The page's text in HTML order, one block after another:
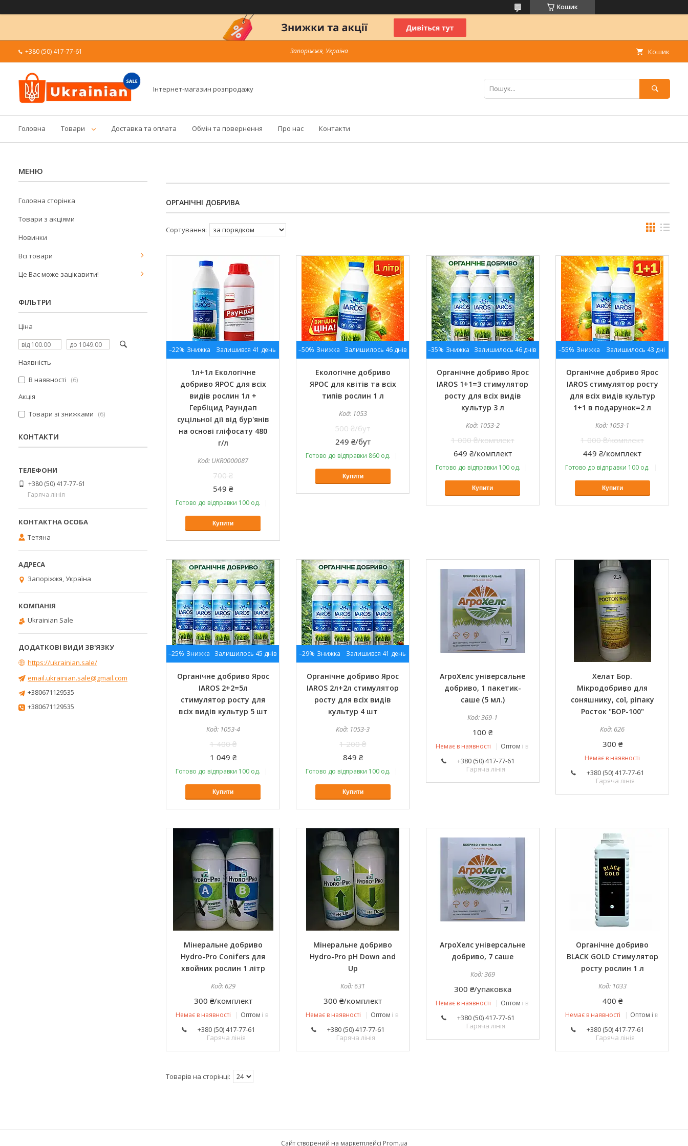
Кошик
+380 (50) 417-77-61 Запоріжжя, Україна Кошик
Інтернет-магазин розпродажу
Головна Товари Доставка та оплата Обмін та повернення Про нас Контакти
ОРГАНІЧНІ ДОБРИВА
–22% Залишився 41 день
1л+1л Екологічне
добриво ЯРОС для всіх
видів рослин 1л +
Гербіцид Раундап
суцільної дії від бур'янів
на основі гліфосату 480
г/л
UKR0000087
700 ₴
549 ₴
Готово до відправки 100 од.
Купити
–50% Залишилось 46 днів
Екологічне добриво
ЯРОС для квітів та всіх
типів рослин 1 л
1053
500 ₴/бут
249 ₴/бут
Готово до відправки 860 од.
Купити
–35% Залишилось 46 днів
Органічне добриво Ярос
IAROS 1+1=3 стимулятор
росту для всіх видів
культур 3 л
1053-2
1 000 ₴/комплект
649 ₴/комплект
Готово до відправки 100 од. Оптом і в роздріб
Купити
–55% Залишилось 43 дні
Органічне добриво Ярос
IAROS стимулятор росту
для всіх видів культур
1+1 в подарунок=2 л
1053-1
1 000 ₴/комплект
449 ₴/комплект
Готово до відправки 100 од.
Купити
–25% Залишилось 45 днів
Органічне добриво Ярос
IAROS 2+2=5л
стимулятор росту для
всіх видів культур 5 шт
1053-4
1 400 ₴
1 049 ₴
Готово до відправки 100 од. Оптом і в роздріб
Купити
–29% Залишився 41 день
Органічне добриво Ярос
IAROS 2л+2л стимулятор
росту для всіх видів
культур 4 шт
1053-3
1 200 ₴
849 ₴
Готово до відправки 100 од.
Купити
АгроХелс універсальне
добриво, 1 пакетик-
саше (5 мл.)
369-1
100 ₴
Немає в наявності Оптом і в роздріб
+380 (50) 417-77-61
Гаряча лінія
Хелат Бор.
Мікродобриво для
соняшнику, сої, ріпаку
Росток "БОР-100"
626
300 ₴
Немає в наявності
+380 (50) 417-77-61
Гаряча лінія
Мінеральне добриво
Hydro-Pro Conifers для
хвойних рослин 1 літр
629
300 ₴/комплект
Немає в наявності Оптом і в роздріб
+380 (50) 417-77-61
Гаряча лінія
Мінеральне добриво
Hydro-Pro рН Down and
Up
631
300 ₴/комплект
Немає в наявності Оптом і в роздріб
+380 (50) 417-77-61
Гаряча лінія
АгроХелс універсальне
добриво, 7 саше
369
300 ₴/упаковка
Немає в наявності Оптом і в роздріб
+380 (50) 417-77-61
Гаряча лінія
Органічне добриво
BLACK GOLD Стимулятор
росту рослин 1 л
1033
400 ₴
Немає в наявності Оптом і в роздріб
+380 (50) 417-77-61
Гаряча лінія
Головна сторінка
Товари з акціями
Новинки
Всі товари
Це Вас може зацікавити!
ФІЛЬТРИ
Ціна
Наявність
В наявності
6
Акція
Товари зі знижками
6
КОНТАКТИ
+380 (50) 417-77-61
Гаряча лінія
Тетяна
Запоріжжя, Україна
Ukrainian Sale
https://ukrainian.sale/
email.ukrainian.sale@gmail.com
+380671129535
+380671129535
Сайт створений на маркетплейсі Prom.ua